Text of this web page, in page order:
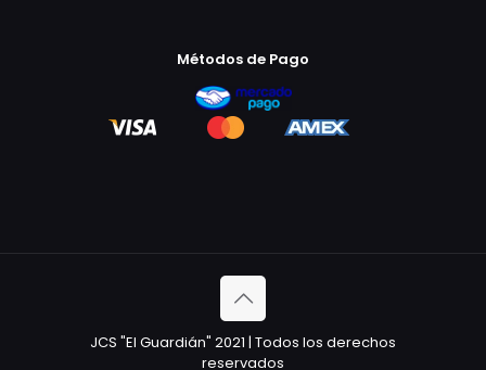
Métodos de Pago
JCS "El Guardián" 2021 | Todos los derechos
reservados